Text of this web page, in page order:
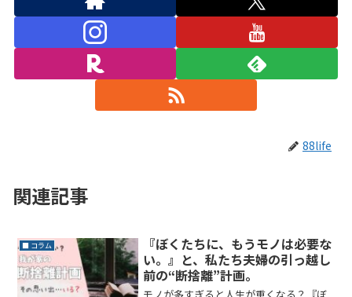
88life
関連記事
■ コラム
『ぼくたちに、もうモノは必要な
い。』と、私たち夫婦の引っ越し
前の“断捨離”計画。
モノが多すぎると人生が重くなる？『ぼ